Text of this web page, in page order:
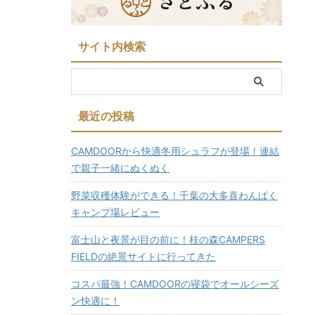
サイト内検索
最近の投稿
CAMDOORから快適冬用シュラフが登場！連結
で親子一緒にぬくぬく
野菜収穫体験ができる！千葉の大多喜わんぱく
キャンプ場レビュー
富士山と夜景が目の前に！桂の森CAMPERS
FIELDの絶景サイトに行ってきた
コスパ最強！CAMDOORの寝袋でオールシーズ
ン快適に！